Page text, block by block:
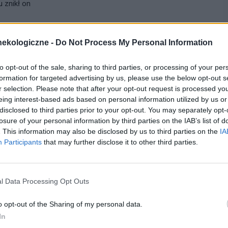
- Do Not Process My Personal Information
opt-out of the sale, sharing to third parties, or processing of your
for targeted advertising by us, please use the below opt-out
selection. Please note that after your opt-out request is processed
interest-based ads based on personal information utilized by us
to third parties prior to your opt-out. You may separately
of your personal information by third parties on the IAB’s list of
This information may also be disclosed by us to third parties on the
Participants that may further disclose it to other third parties.
Data Processing Opt Outs
opt-out of the Sharing of my personal data.
znikł on
cytuj
20-01-2009, 15:17:00
nadzerki laserem. z gory dziekuje za odp
cytuj zgłoś do moderacji